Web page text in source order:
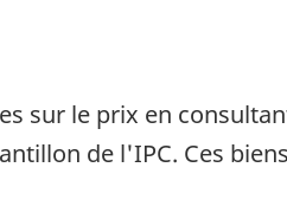
sur le prix en
de l'IPC. Ces